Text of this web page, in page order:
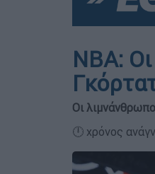
NBA:
Οι
🕛 χρόνος